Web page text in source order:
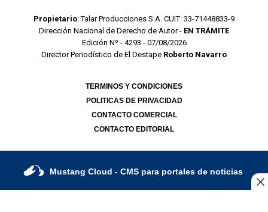
Propietario: Talar Producciones S.A. CUIT: 33-71448833-9
Dirección Nacional de Derecho de Autor - EN TRÁMITE
Edición Nº - 4293 - 07/08/2026
Director Periodístico de El Destape Roberto Navarro
TERMINOS Y CONDICIONES
POLITICAS DE PRIVACIDAD
CONTACTO COMERCIAL
CONTACTO EDITORIAL
Mustang Cloud - CMS para portales de noticias